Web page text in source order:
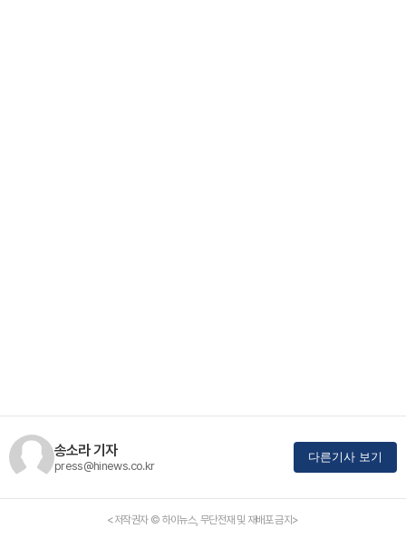
송소라 기자
press@hinews.co.kr
다른기사 보기
<저작권자 © 하이뉴스, 무단전재 및 재배포 금지>